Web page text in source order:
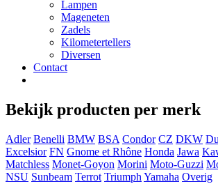
Lampen
Mageneten
Zadels
Kilometertellers
Diversen
Contact
Bekijk producten per merk
Adler Benelli BMW BSA Condor CZ DKW
Excelsior FN Gnome et Rhône Honda Jawa
Matchless Monet-Goyon Morini Moto-Guzzi
NSU Sunbeam Terrot Triumph Yamaha Overig